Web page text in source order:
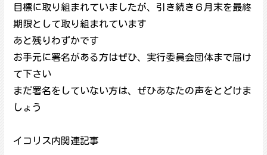
目標に取り組まれていましたが、引き続き６月末を最終
期限として取り組まれています
あと残りわずかです
お手元に署名がある方はぜひ、実行委員会団体まで届け
て下さい
まだ署名をしていない方は、ぜひあなたの声をとどけま
しょう
イコリス内関連記事